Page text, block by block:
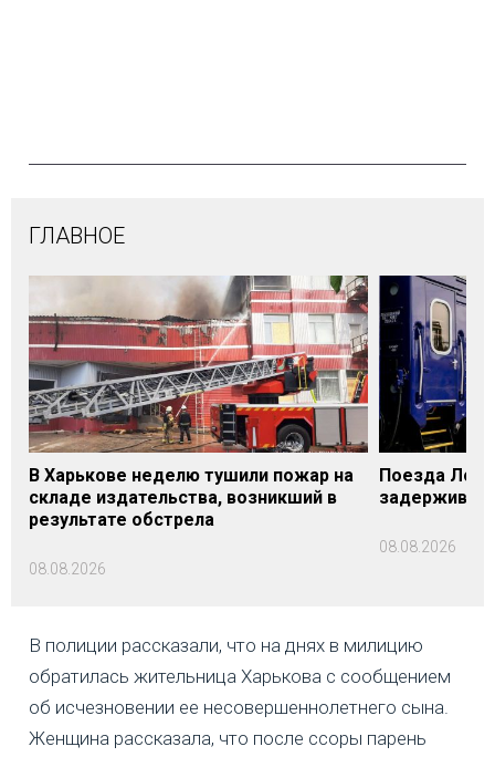
ГЛАВНОЕ
В Харькове неделю тушили пожар на
складе издательства, возникший в
результате обстрела
08.08.2026
Поезда
08.08.2026
В полиции рассказали, что на днях в милицию
обратилась жительница Харькова с сообщением
об исчезновении ее несовершеннолетнего сына.
Женщина рассказала, что после ссоры парень